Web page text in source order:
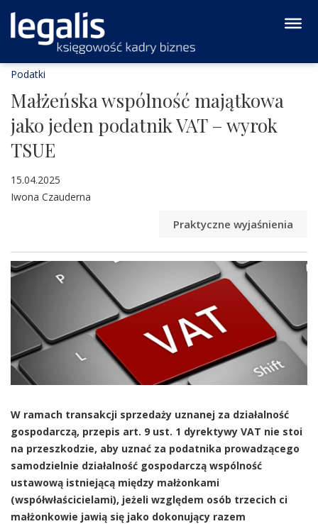
Podatki
Małżeńska wspólność majątkowa
jako jeden podatnik VAT – wyrok
TSUE
15.04.2025
Iwona Czauderna
Praktyczne wyjaśnienia
W ramach transakcji sprzedaży uznanej za działalność
gospodarczą, przepis art. 9 ust. 1 dyrektywy VAT nie stoi
na przeszkodzie, aby uznać za podatnika prowadzącego
samodzielnie działalność gospodarczą wspólność
ustawową istniejącą między małżonkami
(współwłaścicielami), jeżeli względem osób trzecich ci
małżonkowie jawią się jako dokonujący razem